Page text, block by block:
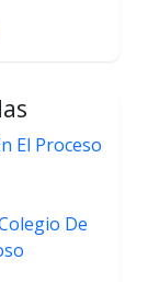
El Proceso
De